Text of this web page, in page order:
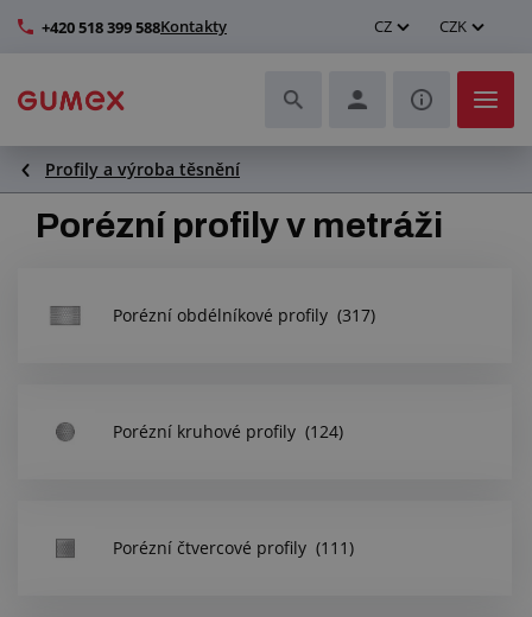
+420 518 399 588Kontakty CZ CZK
Hadice a jejich kompletace
Profily a výroba těsnění
Technické plasty
Zlepšení pracovního prostředí
Centrum poptávek
Profily a výroba těsnění
Porézní profily v metráži
Porézní obdélníkové profily (317)
Porézní kruhové profily (124)
Porézní čtvercové profily (111)